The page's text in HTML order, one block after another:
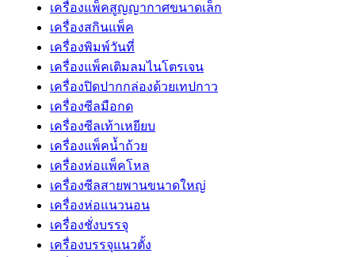
เครื่องแพ็คสูญญากาศขนาดเล็ก
เครื่องสกินแพ็ค
เครื่องพิมพ์วันที่
เครื่องแพ็คเติมลมไนโตรเจน
เครื่องปิดปากกล่องด้วยเทปกาว
เครื่องซีลมือกด
เครื่องซีลเท้าเหยียบ
เครื่องแพ็คน้ำถ้วย
เครื่องห่อแพ็คโหล
เครื่องซีลสายพานขนาดใหญ่
เครื่องห่อแนวนอน
เครื่องชั่งบรรจุ
เครื่องบรรจุแนวตั้ง